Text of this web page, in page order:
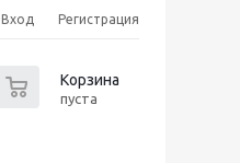
Вход Регистрация
Корзина
пуста